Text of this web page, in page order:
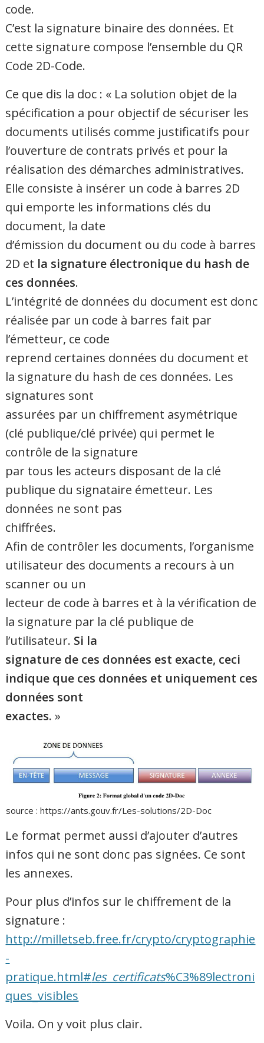
code.
C’est la signature binaire des données. Et
cette signature compose l’ensemble du QR
Code 2D-Code.
Ce que dis la doc : « La solution objet de la
spécification a pour objectif de sécuriser les
documents utilisés comme justificatifs pour
l’ouverture de contrats privés et pour la
réalisation des démarches administratives.
Elle consiste à insérer un code à barres 2D
qui emporte les informations clés du
document, la date
d’émission du document ou du code à barres
2D et la signature électronique du hash de
ces données.
L’intégrité de données du document est donc
réalisée par un code à barres fait par
l’émetteur, ce code
reprend certaines données du document et
la signature du hash de ces données. Les
signatures sont
assurées par un chiffrement asymétrique
(clé publique/clé privée) qui permet le
contrôle de la signature
par tous les acteurs disposant de la clé
publique du signataire émetteur. Les
données ne sont pas
chiffrées.
Afin de contrôler les documents, l’organisme
utilisateur des documents a recours à un
scanner ou un
lecteur de code à barres et à la vérification de
la signature par la clé publique de
l’utilisateur. Si la
signature de ces données est exacte, ceci
indique que ces données et uniquement ces
données sont
exactes. »
source : https://ants.gouv.fr/Les-solutions/2D-Doc
Le format permet aussi d’ajouter d’autres
infos qui ne sont donc pas signées. Ce sont
les annexes.
Pour plus d’infos sur le chiffrement de la
signature :
http://milletseb.free.fr/crypto/cryptographie
-
pratique.html#les_certificats%C3%89lectroni
ques_visibles
Voila. On y voit plus clair.